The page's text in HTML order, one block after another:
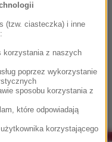
znajdziesz książkę
z opisami każdego
kompozytorach oraz
na tegoroczna
do zakupu!
(tzw. ciasteczka) i inne
korzystania z naszych
poprzez wykorzystanie
sposobu korzystania z
które odpowiadają
korzystającego